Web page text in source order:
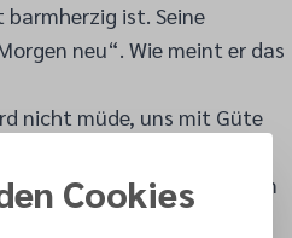
ist. Seine
neu“. Wie meint er das
nicht müde, uns mit Güte
Jeden Tag aufs Neue
begleitet uns. Von seinem
freundlich zu, und zwar
Cookies